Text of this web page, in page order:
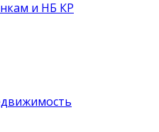
и НБ КР